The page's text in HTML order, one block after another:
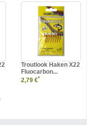
Troutlook Haken X22
Fluocarbon...
2,79 €*